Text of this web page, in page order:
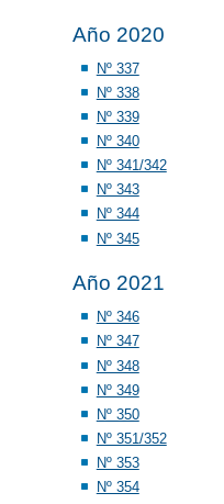
Año 2020
Nº 337
Nº 338
Nº 339
Nº 340
Nº 341/342
Nº 343
Nº 344
Nº 345
Año 2021
Nº 346
Nº 347
Nº 348
Nº 349
Nº 350
Nº 351/352
Nº 353
Nº 354